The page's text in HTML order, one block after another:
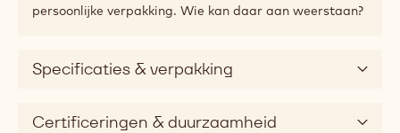
persoonlijke verpakking. Wie kan daar aan weerstaan?
Specificaties & verpakking
Certificeringen & duurzaamheid